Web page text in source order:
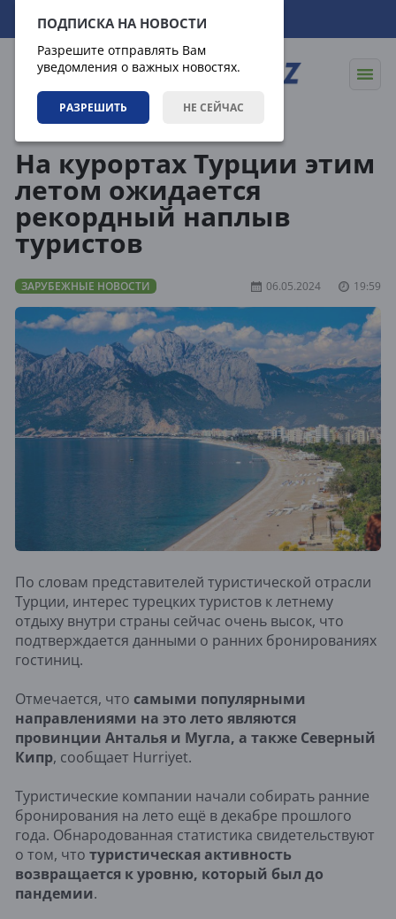
ПОДПИСКА НА НОВОСТИ
Разрешите отправлять Вам
уведомления о важных новостях.
РАЗРЕШИТЬ НЕ СЕЙЧАС
07.08.2026 01:09:14
На курортах Турции этим
летом ожидается
рекордный наплыв
туристов
ЗАРУБЕЖНЫЕ НОВОСТИ 06.05.2024 19:59
По словам представителей туристической отрасли
Турции, интерес турецких туристов к летнему
отдыху внутри страны сейчас очень высок, что
подтверждается данными о ранних бронированиях
гостиниц.
Отмечается, что самыми популярными
направлениями на это лето являются
провинции Анталья и Мугла, а также Северный
Кипр, сообщает Hurriyet.
Туристические компании начали собирать ранние
бронирования на лето ещё в декабре прошлого
года. Обнародованная статистика свидетельствуют
о том, что туристическая активность
возвращается к уровню, который был до
пандемии.